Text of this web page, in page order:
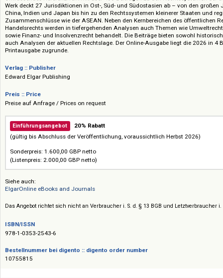
Inhalt :: Content
Umfassendes Referenzwerk mit über 400 Beiträgen zu den
Werk deckt 27 Jurisdiktionen in Ost-, Süd- und Südostasien ab – von
China, Indien und Japan bis hin zu den Rechtssystemen kleinerer
Zusammenschlüsse wie der ASEAN. Neben den Kernbereichen des
Handelsrechts werden in tiefergehenden Analysen auch Themen wie
auch Analysen der aktuellen Rechtslage. Der Online-Ausgabe liegt die
Printausgabe zugrunde.
Verlag :: Publisher
Edward Elgar Publishing
Preis :: Price
Preise auf Anfrage / Prices on request
Einführungsangebot
20% Rabatt
(gültig bis Abschluss der Veröffentlichung, voraussichtlich Herbst 2026)
Sonderpreis: 1.600,00 GBP netto
ElgarOnline eBooks and Journals
Das Angebot richtet sich nicht an Verbraucher i. S. d. § 13 BGB und